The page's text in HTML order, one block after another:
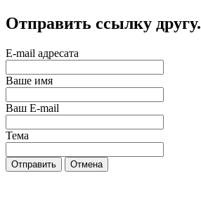
Отправить ссылку другу.
E-mail адресата
Ваше имя
Ваш E-mail
Тема
Отправить Отмена